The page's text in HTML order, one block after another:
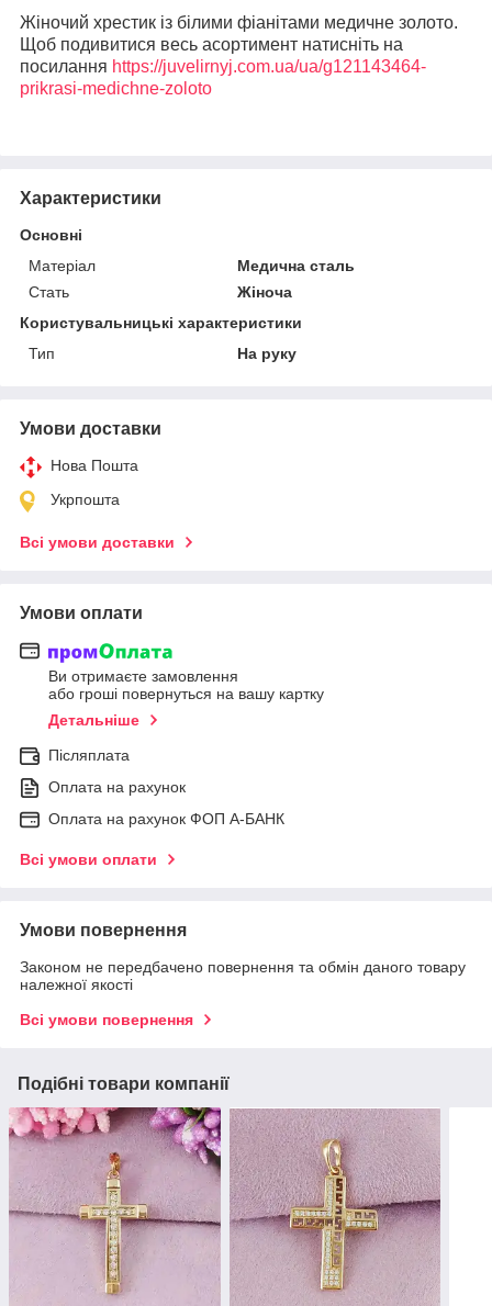
Жіночий хрестик із білими фіанітами медичне золото.
Щоб подивитися весь асортимент натисніть на
посилання https://juvelirnyj.com.ua/ua/g121143464-
prikrasi-medichne-zoloto
Характеристики
Основні
Матеріал
Медична сталь
Стать
Жіноча
Користувальницькі характеристики
Тип
На руку
Умови доставки
Нова Пошта
Укрпошта
Всі умови доставки
Умови оплати
Ви отримаєте замовлення
або гроші повернуться на вашу картку
Детальніше
Післяплата
Оплата на рахунок
Оплата на рахунок ФОП А-БАНК
Всі умови оплати
Умови повернення
Законом не передбачено повернення та обмін даного товару
належної якості
Всі умови повернення
Подібні товари компанії